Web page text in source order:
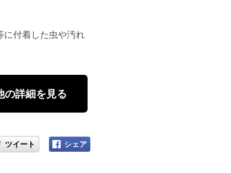
に付着した虫や汚れ
の詳細を見る
テムをシェアする